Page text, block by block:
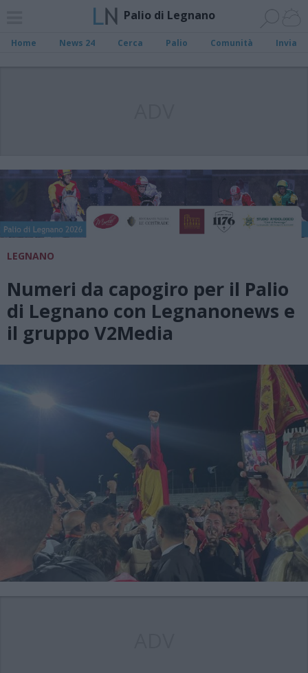
Palio di Legnano
Home News 24 Cerca Palio Comunità Invia
LEGNANO
Numeri da capogiro per il Palio
di Legnano con Legnanonews e
il gruppo V2Media